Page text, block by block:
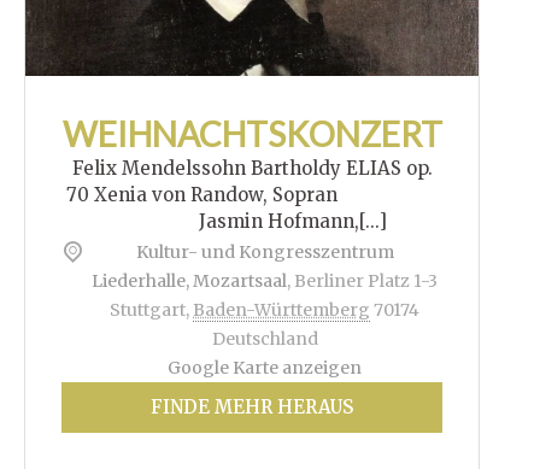
WEIHNACHTSKONZERT
Felix Mendelssohn Bartholdy ELIAS op.
70 Xenia von Randow, Sopran
Jasmin Hofmann,[...]
Kultur- und Kongresszentrum
Liederhalle, Mozartsaal, Berliner Platz 1-3
Stuttgart, Baden-Württemberg 70174
Deutschland
Google Karte anzeigen
FINDE MEHR HERAUS